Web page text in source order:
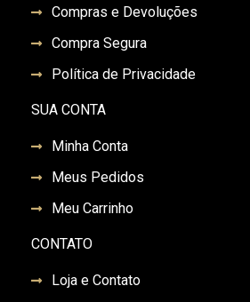
Compras e Devoluções
Compra Segura
Política de Privacidade
SUA CONTA
Minha Conta
Meus Pedidos
Meu Carrinho
CONTATO
Loja e Contato